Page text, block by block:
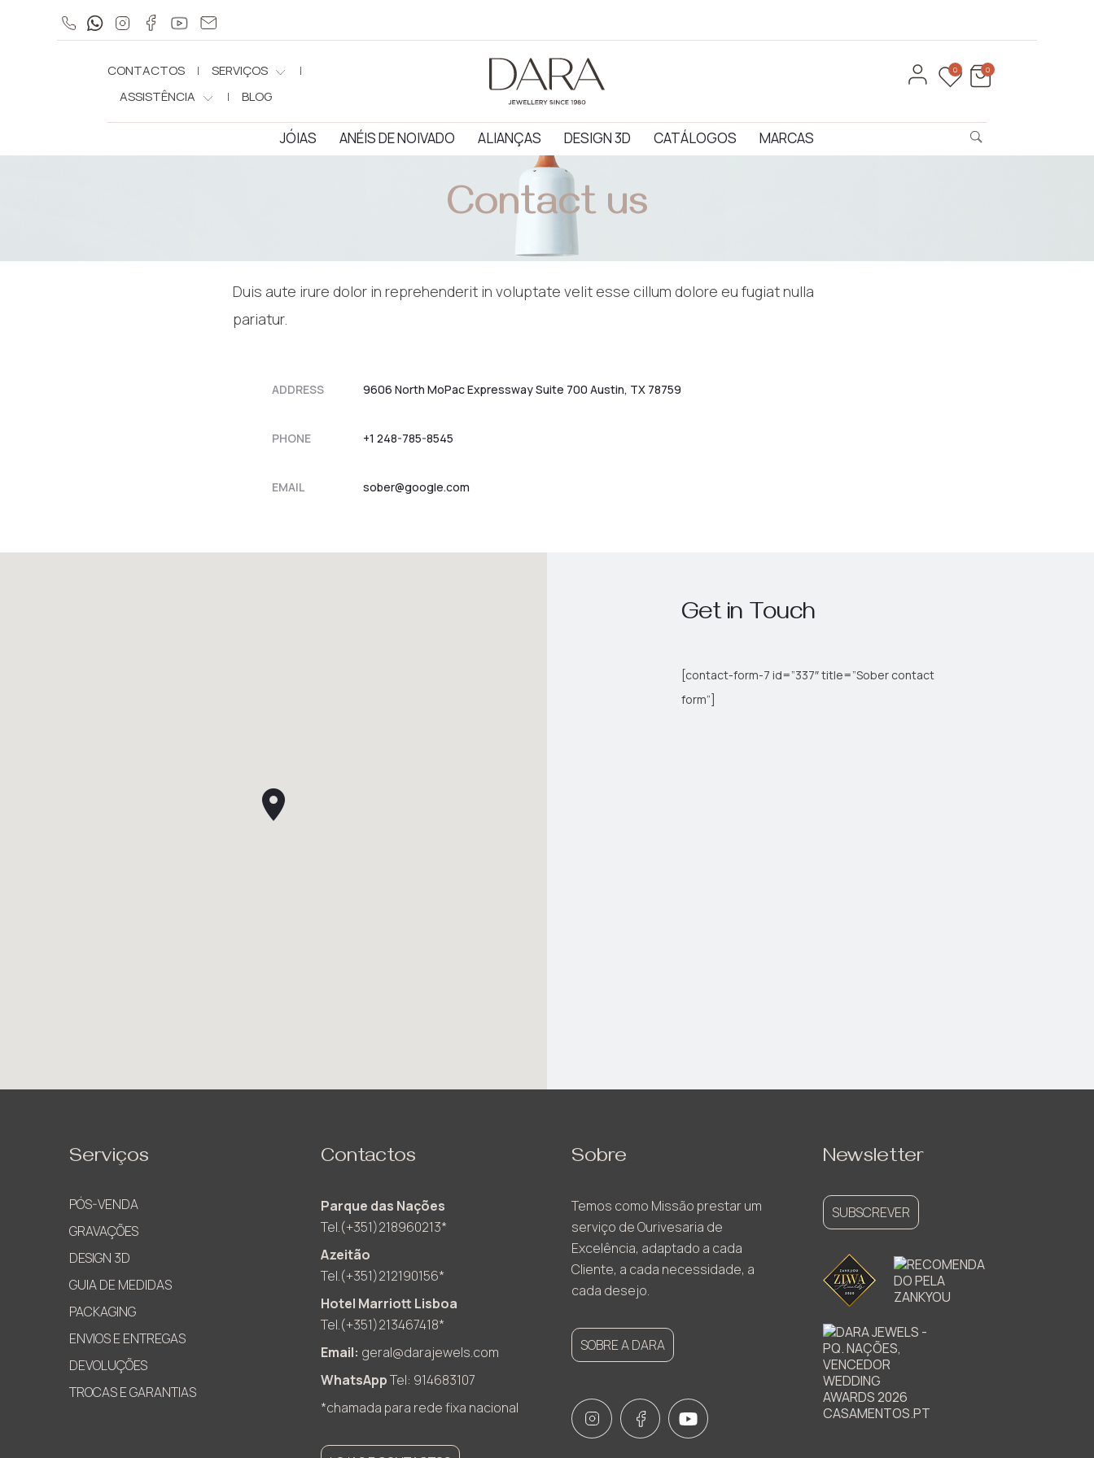
CONTACTOS
SERVIÇOS
ASSISTÊNCIA
BLOG
0
0
JÓIAS ANÉIS DE NOIVADO ALIANÇAS DESIGN 3D CATÁLOGOS MARCAS
Contact us
Duis aute irure dolor in reprehenderit in voluptate velit esse cillum dolore eu fugiat nulla
pariatur.
ADDRESS 9606 North MoPac Expressway Suite 700 Austin, TX 78759
PHONE +1 248-785-8545
EMAIL sober@google.com
Get in Touch
[contact-form-7 id=”337″ title=”Sober contact
form”]
Serviços
PÓS-VENDA
GRAVAÇÕES
DESIGN 3D
GUIA DE MEDIDAS
PACKAGING
ENVIOS E ENTREGAS
DEVOLUÇÕES
TROCAS E GARANTIAS
Contactos
Parque das Nações
Tel.(+351)218960213*
Azeitão
Tel.(+351)212190156*
Hotel Marriott Lisboa
Tel.(+351)213467418*
Email: geral@darajewels.com
WhatsAppTel: 914683107
*chamada para rede fixa nacional
Sobre
Temos como Missão prestar um
serviço de Ourivesaria de
Excelência, adaptado a cada
Cliente, a cada necessidade, a
cada desejo.
SOBRE A DARA
Newsletter
SUBSCREVER